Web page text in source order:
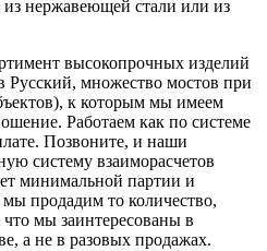
из нержавеющей стали или из
высокопрочных изделий
Русский, множество мостов при
к которым мы имеем
Работаем как по системе
Позвоните, и наши
систему взаиморасчетов
минимальной партии и
продадим то количество,
мы заинтересованы в
а не в разовых продажах.